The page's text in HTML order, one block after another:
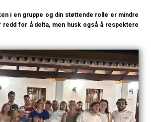
i en gruppe og din støttende rolle er mindre
for å delta, men husk også å respektere